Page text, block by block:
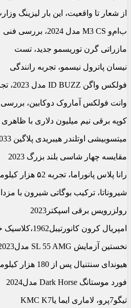
از شعار تا واقعیت، این بار لیزینگ
ب‏‌ام‌‏و M3 CS مدل 2024، بررسی فنی
مازراتی گرن توریسمو جدید، تست
نیسان پاترول نیسمو، تجربه رانندگی
فولکس واگن ID BUZZ مدل 2023، تجربه رانندگی
وانت فولکس آماروک دوکابین، بررسی
کوپه برقی نیم میلیون دلاری با
میتسوبیشی اوتلندر هیبریدی پلاگین 2033
مقایسه چهار شاسی بلند بزرگ 2023
رانا پلاس پانوراما، تجربه ۵2 هزار کیلومتر رانندگی
شیروناتا، ترکیب بوگاتی شیرون با مزدا
رولزرویس برقی اسپکتر2023
امپریال کرون کانورتیبل1962،کلاسیک خاص
نخستین آزمایش SL 55 AMG مدل2023
هیوندای سنتنیال پس از 180 هزار کیلومتر
فورد موستانگ Dark Horse مدل2024
تیگو7پرو، لاماری ایما یاKMC K7